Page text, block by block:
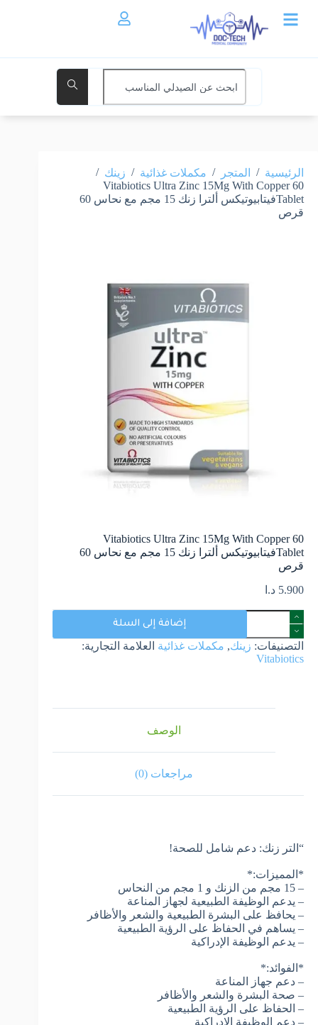
الرئيسية / المتجر / مكملات غذائية / زينك /
Vitabiotics Ultra Zinc 15Mg With Copper 60
Tabletفيتابيوتيكس ألترا زنك 15 مجم مع نحاس 60
قرص
Vitabiotics Ultra Zinc 15Mg With Copper 60
Tabletفيتابيوتيكس ألترا زنك 15 مجم مع نحاس 60
قرص
5.900 د.ا
إضافة إلى السلة
التصنيفات: زينك, مكملات غذائية العلامة التجارية:
Vitabiotics
الوصف
مراجعات (0)
“التر زنك: دعم شامل للصحة!
*المميزات:*
– 15 مجم من الزنك و 1 مجم من النحاس
– يدعم الوظيفة الطبيعية لجهاز المناعة
– يحافظ على البشرة الطبيعية والشعر والأظافر
– يساهم في الحفاظ على الرؤية الطبيعية
– يدعم الوظيفة الإدراكية
*الفوائد:*
– دعم جهاز المناعة
– صحة البشرة والشعر والأظافر
– الحفاظ على الرؤية الطبيعية
– دعم الوظيفة الإدراكية